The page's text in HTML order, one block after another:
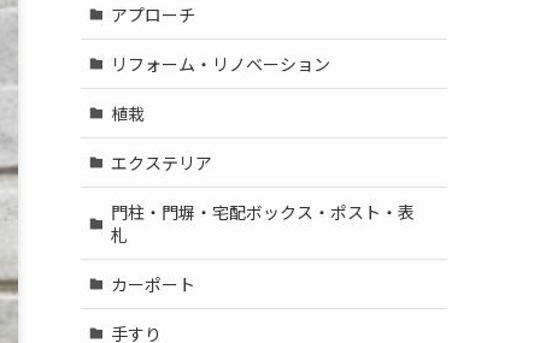
アプローチ
リフォーム・リノベーション
植栽
エクステリア
門柱・門塀・宅配ボックス・ポスト・表
札
カーポート
手すり